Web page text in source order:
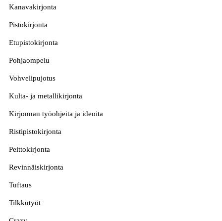
Kanavakirjonta
Pistokirjonta
Etupistokirjonta
Pohjaompelu
Vohvelipujotus
Kulta- ja metallikirjonta
Kirjonnan työohjeita ja ideoita
Ristipistokirjonta
Peittokirjonta
Revinnäiskirjonta
Tuftaus
Tilkkutyöt